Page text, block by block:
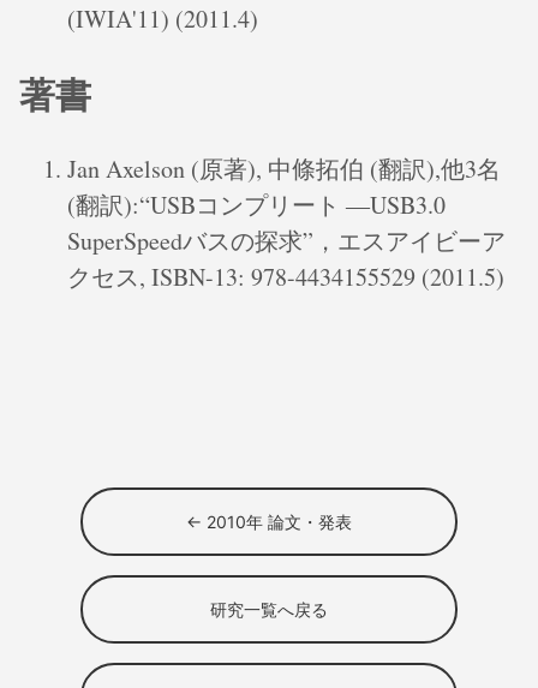
(IWIA'11) (2011.4)
著書
Jan Axelson (原著), 中條拓伯 (翻訳),他3名
(翻訳):“USBコンプリート ―USB3.0
SuperSpeedバスの探求”，エスアイビーア
クセス, ISBN-13: 978-4434155529 (2011.5)
← 2010年 論文・発表
研究一覧へ戻る